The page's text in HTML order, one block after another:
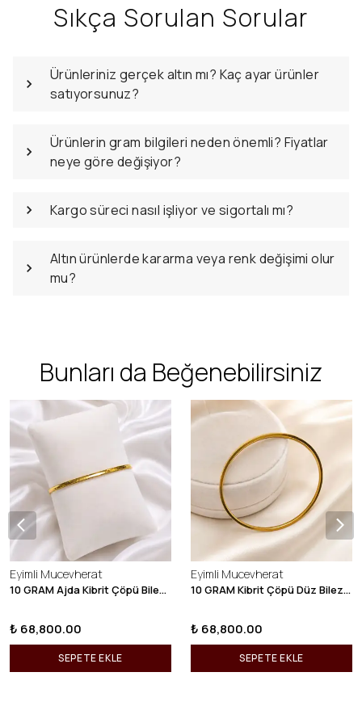
Sıkça Sorulan Sorular
Ürünleriniz gerçek altın mı? Kaç ayar ürünler
satıyorsunuz?
Ürünlerin gram bilgileri neden önemli? Fiyatlar
neye göre değişiyor?
Kargo süreci nasıl işliyor ve sigortalı mı?
Altın ürünlerde kararma veya renk değişimi olur
mu?
Bunları da Beğenebilirsiniz
Eyimli Mucevherat
10 GRAM Ajda Kibrit Çöpü Bilezik 22 Ayar 22BLZ003
₺ 68,800.00
SEPETE EKLE
Eyimli Mucevherat
10 GRAM Kibrit Çöpü Düz Bilezik 22 Ayar 22BLZ001
₺ 68,800.00
SEPETE EKLE